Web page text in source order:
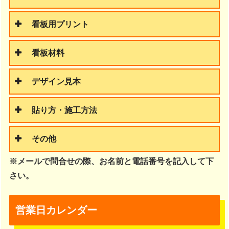
看板用プリント
看板材料
デザイン見本
貼り方・施工方法
その他
※メールで問合せの際、お名前と電話番号を記入して下
さい。
営業日カレンダー